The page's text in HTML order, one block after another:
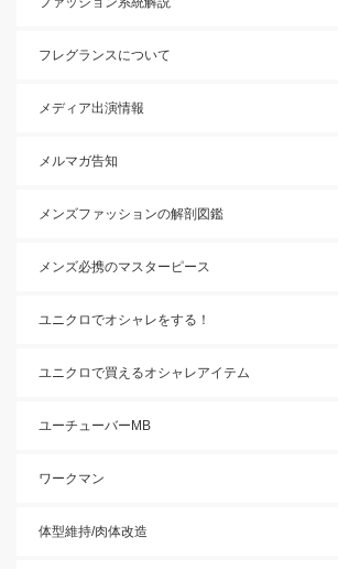
フレグランスについて
メディア出演情報
メルマガ告知
メンズファッションの解剖図鑑
メンズ必携のマスターピース
ユニクロでオシャレをする！
ユニクロで買えるオシャレアイテム
ユーチューバーMB
ワークマン
体型維持/肉体改造